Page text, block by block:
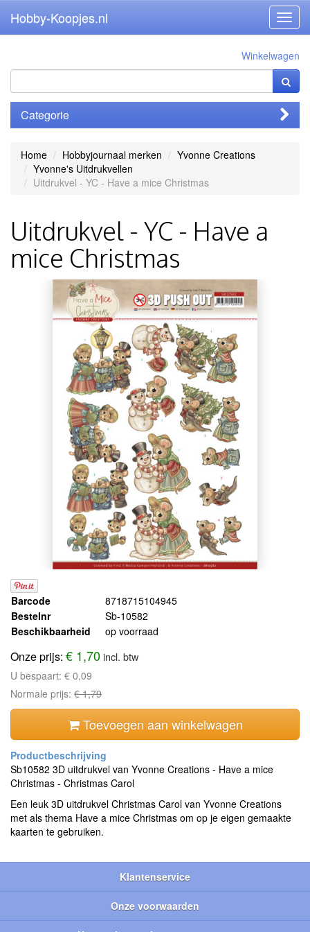
Hobby-Koopjes.nl
Winkelwagen
Categorie
Home Hobbyjournaal merken
Yvonne Creations
Yvonne's Uitdrukvellen
Uitdrukvel - YC - Have a mice Christmas
Uitdrukvel - YC - Have a
mice Christmas
Barcode
8718715104945
Bestelnr
Sb-10582
Beschikbaarheid
op voorraad
Onze prijs: € 1,70incl. btw
U bespaart: € 0,09
Normale prijs: € 1,79
Toevoegen aan winkelwagen
Sb10582 3D uitdrukvel van Yvonne Creations - Have a mice
Christmas - Christmas Carol
Een leuk 3D uitdrukvel Christmas Carol van Yvonne Creations
met als thema Have a mice Christmas om op je eigen gemaakte
kaarten te gebruiken.
Klantenservice
Onze voorwaarden